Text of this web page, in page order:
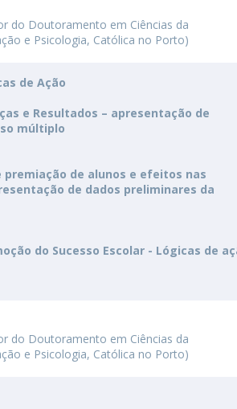
do Doutoramento em Ciências da
e Psicologia, Católica no Porto)
de Ação
e Resultados – apresentação de
múltiplo
de alunos e efeitos nas
de dados preliminares da
do Sucesso Escolar - Lógicas de
do Doutoramento em Ciências da
e Psicologia, Católica no Porto)